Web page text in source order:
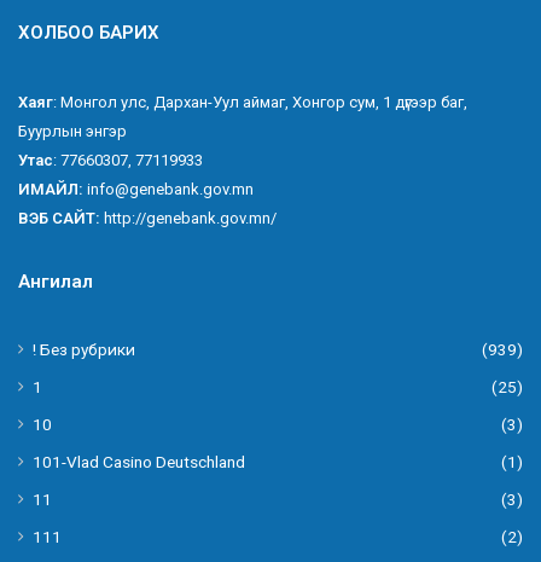
ХОЛБОО БАРИХ
Хаяг: Монгол улс, Дархан-Уул аймаг, Хонгор сум, 1 дүгээр баг,
Буурлын энгэр
Утас: 77660307, 77119933
ИМАЙЛ: info@genebank.gov.mn
ВЭБ САЙТ: http://genebank.gov.mn/
Ангилал
! Без рубрики
(939)
1
(25)
10
(3)
101-Vlad Casino Deutschland
(1)
11
(3)
111
(2)